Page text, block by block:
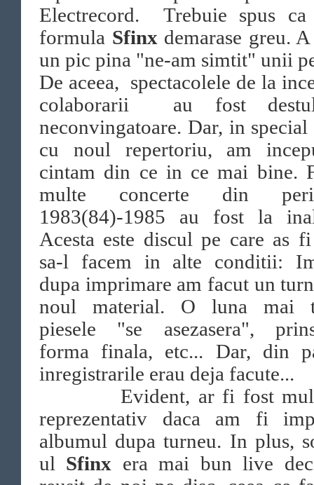
Electrecord. Trebuie spus ca
formula Sfinx demarase greu.
un pic pina "ne-am simtit" unii
De aceea, spectacolele de la
colaborarii au fost
neconvingatoare. Dar, in special
cu noul repertoriu, am
cintam din ce in ce mai bine.
multe concerte din
1983(84)-1985 au fost la
Acesta este discul pe care as
sa-l facem in alte conditii:
dupa imprimare am facut un
noul material. O luna mai
piesele "se asezasera",
forma finala, etc... Dar, din
inregistrarile erau deja facute...
Evident, ar fi fost mult
reprezentativ daca am fi
albumul dupa turneu. In plus,
ul Sfinx era mai bun live